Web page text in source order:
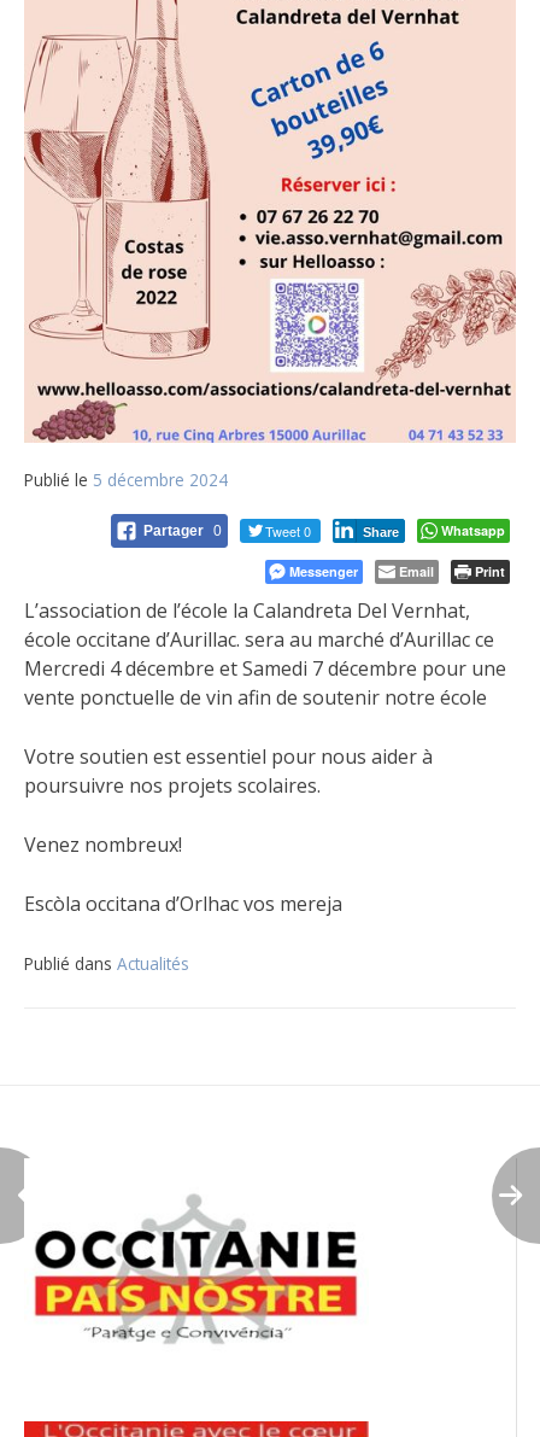
Publié le 5 décembre 2024
Partager 0 Tweet 0 Share Whatsapp
Messenger Email Print
L’association de l’école la Calandreta Del Vernhat,
école occitane d’Aurillac. sera au marché d’Aurillac ce
Mercredi 4 décembre et Samedi 7 décembre pour une
vente ponctuelle de vin afin de soutenir notre école
Votre soutien est essentiel pour nous aider à
poursuivre nos projets scolaires.
Venez nombreux!
Escòla occitana d’Orlhac vos mereja
Publié dans Actualités